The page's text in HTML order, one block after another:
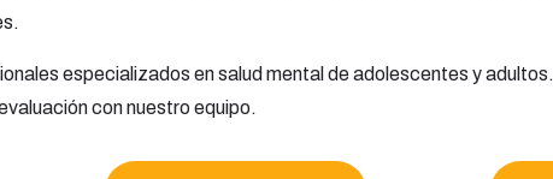
especializados en salud mental de adolescentes y
con nuestro equipo.